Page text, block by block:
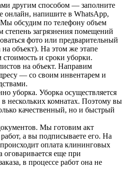
другим способом — заполните
онлайн, напишите в WhatsApp,
обсудим по телефону объем
степень загрязнения помещений
фото или предварительный
на объект). На этом же этапе
стоимость и сроки уборки.
на объект. Направим
— со своим инвентарем и
уборка. Уборка осуществляется
нескольких комнатах. Поэтому вы
качественный, но и быстрый
Мы готовим акт
а вы подписываете его. На
оплата клининговых
еще при
в процессе работ она не